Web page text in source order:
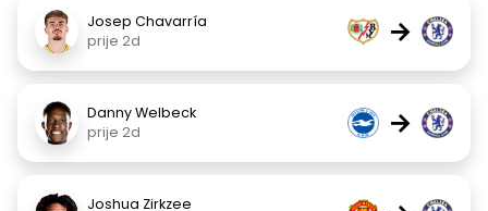
Josep Chavarría
prije 2d
→
Danny Welbeck
prije 2d
→
Joshua Zirkzee